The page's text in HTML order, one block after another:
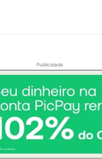
Publicidade